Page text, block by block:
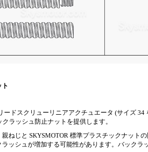
ードスクリューリニアアクチュエータ (サイズ
ラッシュ防止ナットを提供します。
ねじと SKYSMOTOR 標準プラスチックナット
ッシュが増加する可能性があります。バック